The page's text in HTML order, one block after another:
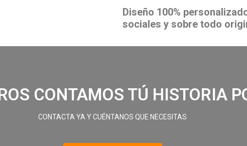
Diseño 100%
sociales y sobre todo
CONTAMOS TÚ HISTORIA
CONTACTA YA Y CUÉNTANOS QUE NECESITAS